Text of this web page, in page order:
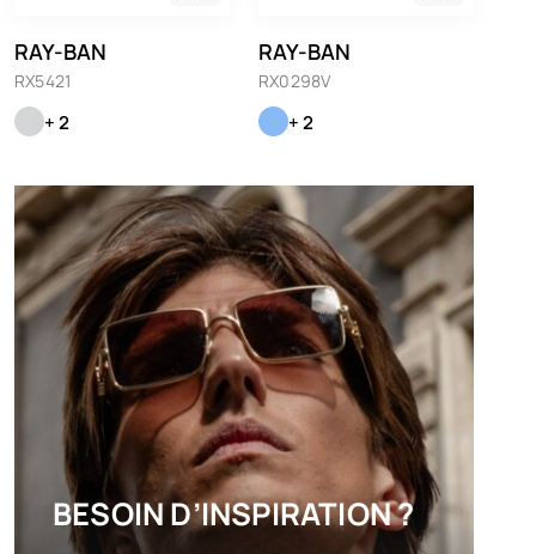
BESOIN D’INSPIRATION ?
RAY-BAN
RX5421
+ 2
RAY-BAN
RX0298V
+ 2